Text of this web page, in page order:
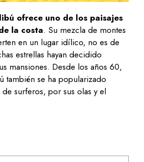
ofrece uno de los paisajes
la costa. Su mezcla de montes
en un lugar idílico, no es de
estrellas hayan decidido
mansiones. Desde los años 60,
también se ha popularizado
surferos, por sus olas y el